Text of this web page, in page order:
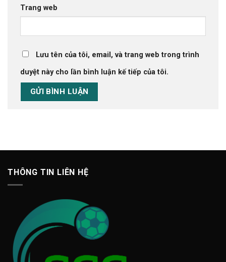
Trang web
Lưu tên của tôi, email, và trang web trong trình
duyệt này cho lần bình luận kế tiếp của tôi.
THÔNG TIN LIÊN HỆ